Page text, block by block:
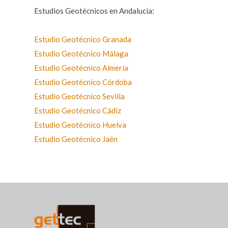
Estudios Geotécnicos en Andalucía:
Estudio Geotécnico Granada
Estudio Geotécnico Málaga
Estudio Geotécnico Almería
Estudio Geotécnico Córdoba
Estudio Geotécnico Sevilla
Estudio Geotécnico Cádiz
Estudio Geotécnico Huelva
Estudio Geotécnico Jaén